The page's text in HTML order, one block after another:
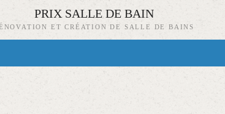
PRIX SALLE DE BAIN
ET CRÉATION DE SALLE DE BAINS